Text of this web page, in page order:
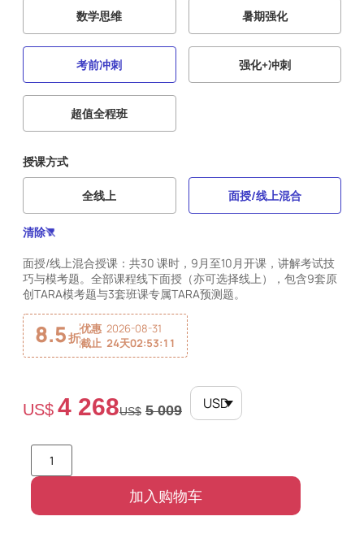
数学思维 暑期强化
考前冲刺 强化+冲刺
超值全程班
授课方式
全线上 面授/线上混合
清除
面授/线上混合授课：共30 课时，9月至10月开课，讲解考试技
巧与模考题。全部课程线下面授（亦可选择线上），包含9套原
创TARA模考题与3套班课专属TARA预测题。
8.5折
优惠 2026-08-31
截止 24天02:53:10
US$ 5 009
US$ 4 268 USD
加入购物车